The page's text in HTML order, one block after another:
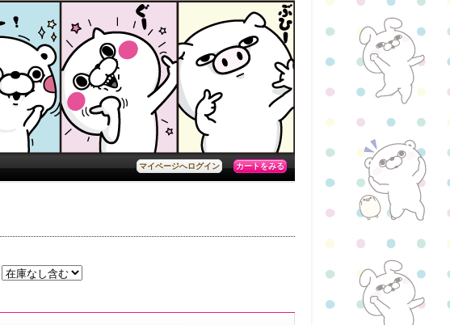
マイページへログイン カートをみる